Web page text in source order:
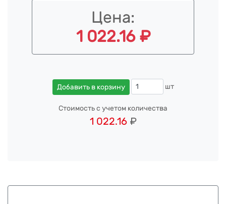
Цена:
1 022.16 ₽
Добавить в корзину шт
Стоимость с учетом количества
1 022.16₽